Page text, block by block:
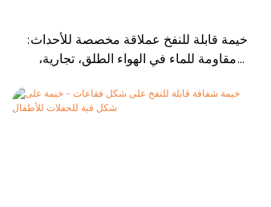
خيمة قابلة للنفخ عملاقة مخصصة للأحداث:
مقاومة للماء في الهواء الطلق، تجارية،